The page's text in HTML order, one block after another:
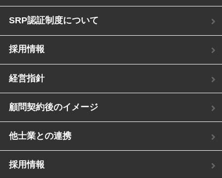
SRP認証制度について
採用情報
経営指針
顧問契約後のイメージ
他士業との連携
採用情報